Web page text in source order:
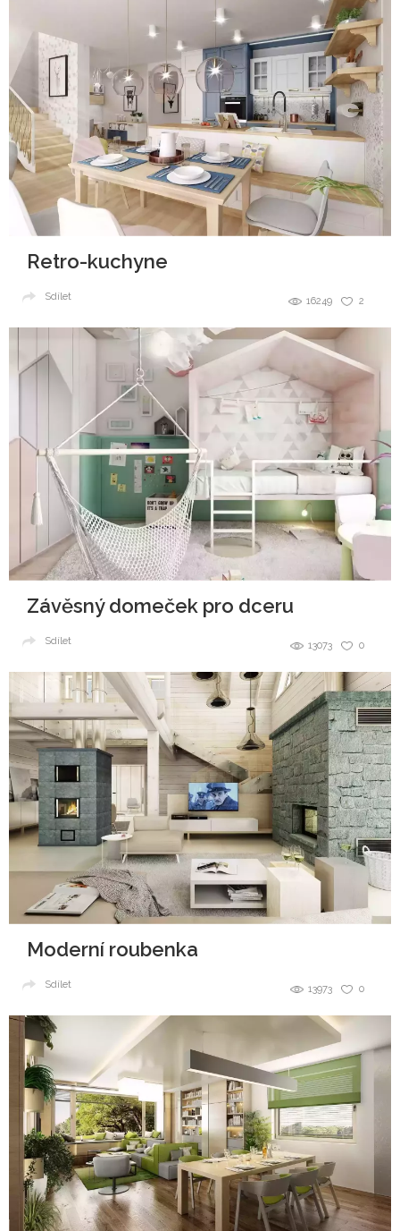
Retro-kuchyne
2
16249
Sdílet
Závěsný domeček pro dceru
0
13073
Sdílet
Moderní roubenka
0
13973
Sdílet